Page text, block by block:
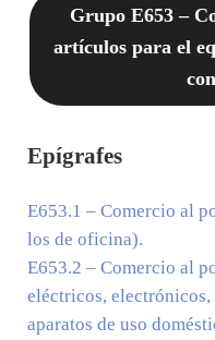
Grupo E653 –
artículos para el
Epígrafes
E653.1 – Comercio al
los de oficina).
E653.2 – Comercio al
eléctricos,
aparatos de uso